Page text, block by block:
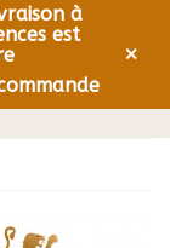
0
à
est
×